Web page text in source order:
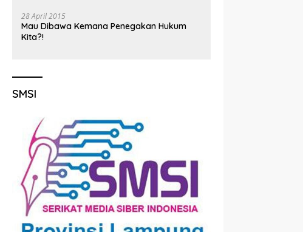
28 April 2015
Mau Dibawa Kemana Penegakan Hukum
Kita?!
SMSI